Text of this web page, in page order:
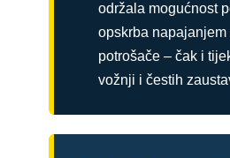
održala mogućnost
opskrba napajanjem
potrošače – čak i
vožnji i čestih